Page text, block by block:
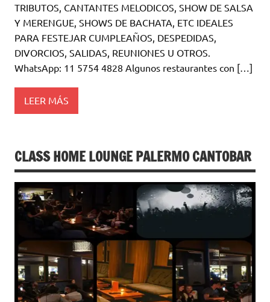
TRIBUTOS, CANTANTES MELODICOS, SHOW DE SALSA
Y MERENGUE, SHOWS DE BACHATA, ETC IDEALES
PARA FESTEJAR CUMPLEAÑOS, DESPEDIDAS,
DIVORCIOS, SALIDAS, REUNIONES U OTROS.
WhatsApp: 11 5754 4828 Algunos restaurantes con […]
LEER MÁS
CLASS HOME LOUNGE PALERMO CANTOBAR